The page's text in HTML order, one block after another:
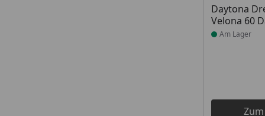
Daytona
Velona 60
Produkt
Am Lager